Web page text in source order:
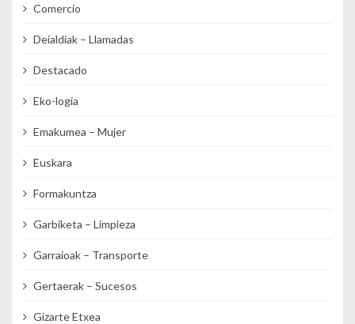
Comercio
Deialdiak – Llamadas
Destacado
Eko-logia
Emakumea – Mujer
Euskara
Formakuntza
Garbiketa – Limpieza
Garraioak – Transporte
Gertaerak – Sucesos
Gizarte Etxea